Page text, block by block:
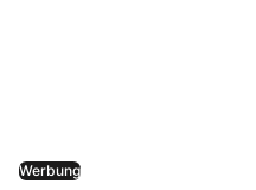
Werbung